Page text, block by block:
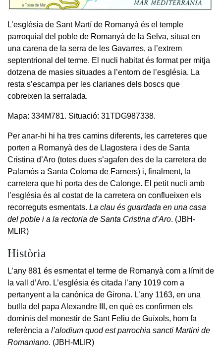
L’església de Sant Martí de Romanyà és el temple
parroquial del poble de Romanyà de la Selva, situat en
una carena de la serra de les Gavarres, a l’extrem
septentrional del terme. El nucli habitat és format per mitja
dotzena de masies situades a l’entorn de l’església. La
resta s’escampa per les clarianes dels boscs que
cobreixen la serralada.
Mapa: 334M781. Situació: 31TDG987338.
Per anar-hi hi ha tres camins diferents, les carreteres que
porten a Romanyà des de Llagostera i des de Santa
Cristina d’Aro (totes dues s’agafen des de la carretera de
Palamós a Santa Coloma de Farners) i, finalment, la
carretera que hi porta des de Calonge. El petit nucli amb
l’església és al costat de la carretera on conflueixen els
recorreguts esmentats. La clau és guardada en una casa
del poble i a la rectoria de Santa Cristina d’Aro. (JBH-
MLIR)
Història
L’any 881 és esmentat el terme de Romanyà com a límit de
la vall d’Aro. L’església és citada l’any 1019 com a
pertanyent a la canònica de Girona. L’any 1163, en una
butlla del papa Alexandre III, en què es confirmen els
dominis del monestir de Sant Feliu de Guíxols, hom fa
referència a l’alodium quod est parrochia sancti Martini de
Romaniano. (JBH-MLIR)